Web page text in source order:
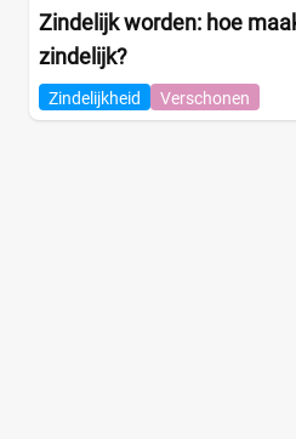
Zindelijk worden: hoe
zindelijk?
Zindelijkheid Verschonen